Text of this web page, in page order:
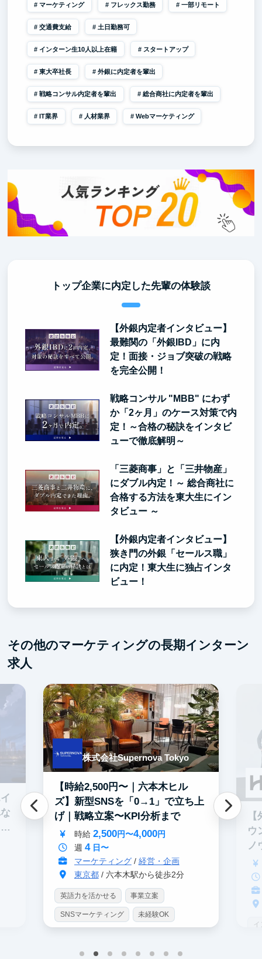
マーケティング フレックス勤務 一部リモート
交通費支給 土日勤務可
インターン生10人以上在籍 スタートアップ
東大卒社長 外銀に内定者を輩出
戦略コンサル内定者を輩出 総合商社に内定者を輩出
IT業界 人材業界 Webマーケティング
トップ企業に内定した先輩の体験談
【外銀内定者インタビュー】
最難関の「外銀IBD」に内
定！面接・ジョブ突破の戦略
を完全公開！
戦略コンサル "MBB" にわず
か「2ヶ月」のケース対策で内
定！～合格の秘訣をインタビ
ューで徹底解明～
「三菱商事」と「三井物産」
にダブル内定！～ 総合商社に
合格する方法を東大生にイン
タビュー ～
【外銀内定者インタビュー】
狭き門の外銀「セールス職」
に内定！東大生に独占インタ
ビュー！
その他のマーケティングの長期インターン
求人
株式会社Supernova Tokyo
【時給2,500円〜｜六本木ヒル
ズ】新型SNSを「0→1」で立ち上
げ｜戦略立案〜KPI分析まで
時給 2,500円〜4,000円
週 4日〜
マーケティング/ 経営・企画
東京都/ 六本木駅から徒歩2分
英語力を活かせる 事業立案
SNSマーケティング 未経験OK
交通費支給
ウ
ノ